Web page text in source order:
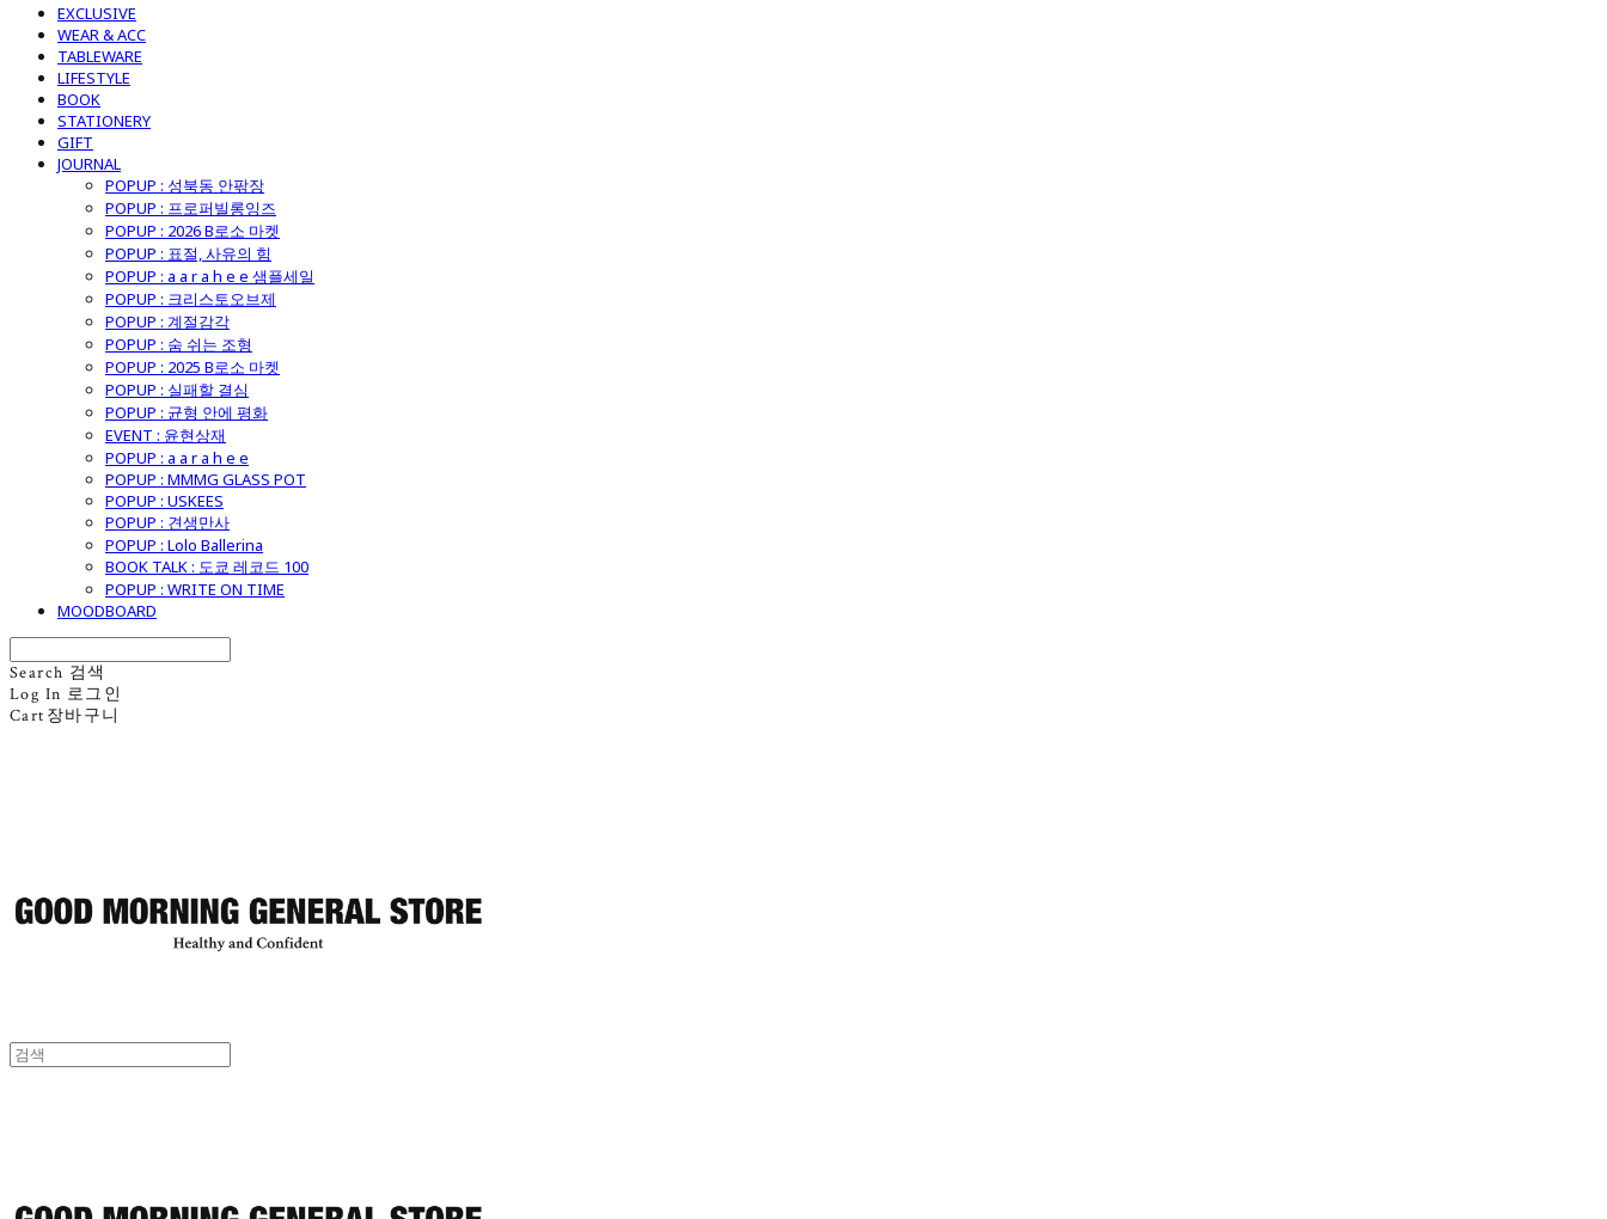
EXCLUSIVE
WEAR & ACC
TABLEWARE
LIFESTYLE
BOOK
STATIONERY
GIFT
JOURNAL
POPUP : 성북동 안팎장
POPUP : 프로퍼빌롱잉즈
POPUP : 2026 B로소 마켓
POPUP : 표절, 사유의 힘
POPUP : a a r a h e e 샘플세일
POPUP : 크리스토오브제
POPUP : 계절감각
POPUP : 숨 쉬는 조형
POPUP : 2025 B로소 마켓
POPUP : 실패할 결심
POPUP : 균형 안에 평화
EVENT : 윤현상재
POPUP : a a r a h e e
POPUP : MMMG GLASS POT
POPUP : USKEES
POPUP : 견생만사
POPUP : Lolo Ballerina
BOOK TALK : 도쿄 레코드 100
POPUP : WRITE ON TIME
MOODBOARD
Search 검색
Log In 로그인
Cart 장바구니